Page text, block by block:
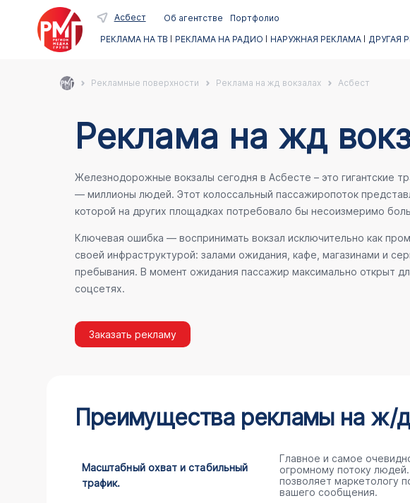
Асбест Об агентстве
Портфолио
РЕКЛАМА НА ТВ
РЕКЛАМА НА РАДИО НАРУЖНАЯ РЕКЛАМА ДРУГАЯ
Рекламные поверхности Реклама на жд вокзалах Асбест
Реклама на жд
Железнодорожные вокзалы сегодня в Асбесте – это гигантские
— миллионы людей. Этот колоссальный пассажиропоток
которой на других площадках потребовало бы несоизмеримо
Ключевая ошибка — воспринимать вокзал исключительно как
своей инфраструктурой: залами ожидания, кафе, магазинами и
пребывания. В момент ожидания пассажир максимально открыт
соцсетях.
Заказать рекламу
Преимущества рекламы на ж/д
Масштабный охват и стабильный
трафик.
Главное и самое
огромному потоку
позволяет маркетологу
вашего сообщения.